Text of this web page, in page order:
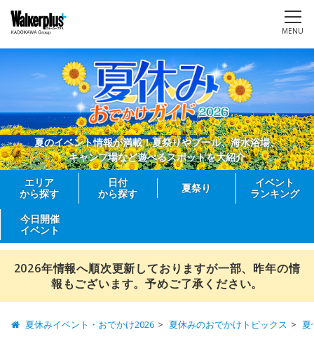
MENU
夏のイベント情報が満載！夏祭りやプール、海水浴場、
キャンプ場など遊べるスポットを大紹介
エリア
から探す
日付
から探す
夏祭り
イベント
ランキング
今日開催
イベント
2026年情報へ順次更新しておりますが一部、昨年の情
報もございます。予めご了承ください。
夏休みイベント・おでかけ2026 夏休みのおでかけトピックス 夏